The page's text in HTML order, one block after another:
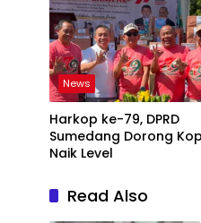
News
Harkop ke-79, DPRD
Sumedang Dorong
Naik Level
Read Also